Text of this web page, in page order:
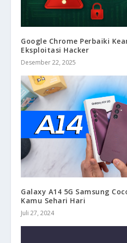
Google Chrome Perbaiki
Eksploitasi Hacker
Desember 22, 2025
Galaxy A14 5G Samsung
Kamu Sehari Hari
Juli 27, 2024